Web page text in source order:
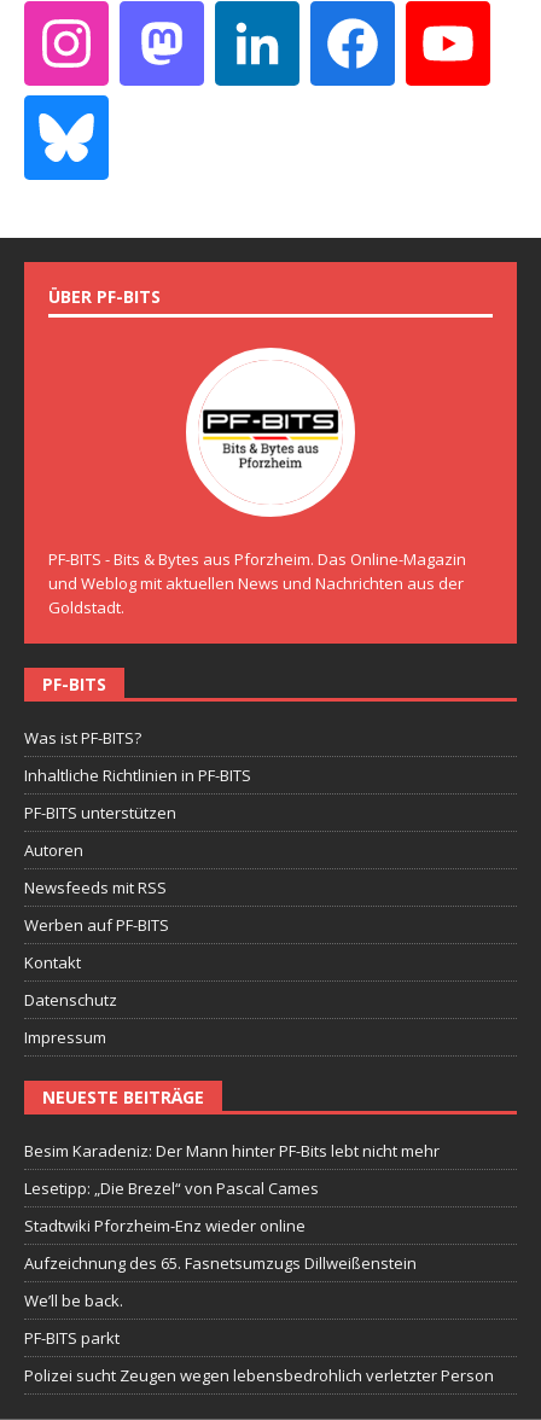
ÜBER PF-BITS
PF-BITS - Bits & Bytes aus Pforzheim. Das Online-Magazin
und Weblog mit aktuellen News und Nachrichten aus der
Goldstadt.
PF-BITS
Was ist PF-BITS?
Inhaltliche Richtlinien in PF-BITS
PF-BITS unterstützen
Autoren
Newsfeeds mit RSS
Werben auf PF-BITS
Kontakt
Datenschutz
Impressum
NEUESTE BEITRÄGE
Besim Karadeniz: Der Mann hinter PF-Bits lebt nicht mehr
Lesetipp: „Die Brezel“ von Pascal Cames
Stadtwiki Pforzheim-Enz wieder online
Aufzeichnung des 65. Fasnetsumzugs Dillweißenstein
We’ll be back.
PF-BITS parkt
Polizei sucht Zeugen wegen lebensbedrohlich verletzter Person